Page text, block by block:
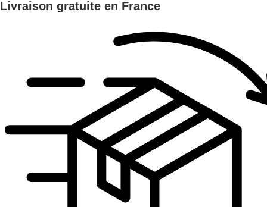
Livraison gratuite en France